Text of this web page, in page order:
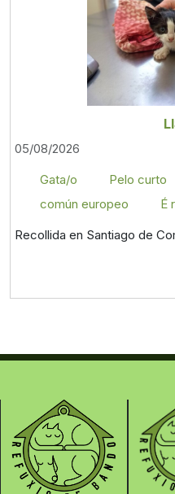
05/08/2026
Gata/o
Pelo curto
común europeo
É
Recollida en Santiago de